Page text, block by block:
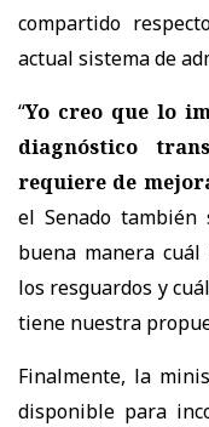
compartido
actual sistema de
“Yo creo que lo
diagnóstico
requiere de
el Senado también
buena manera
los resguardos y
tiene nuestra
Finalmente, la
disponible para